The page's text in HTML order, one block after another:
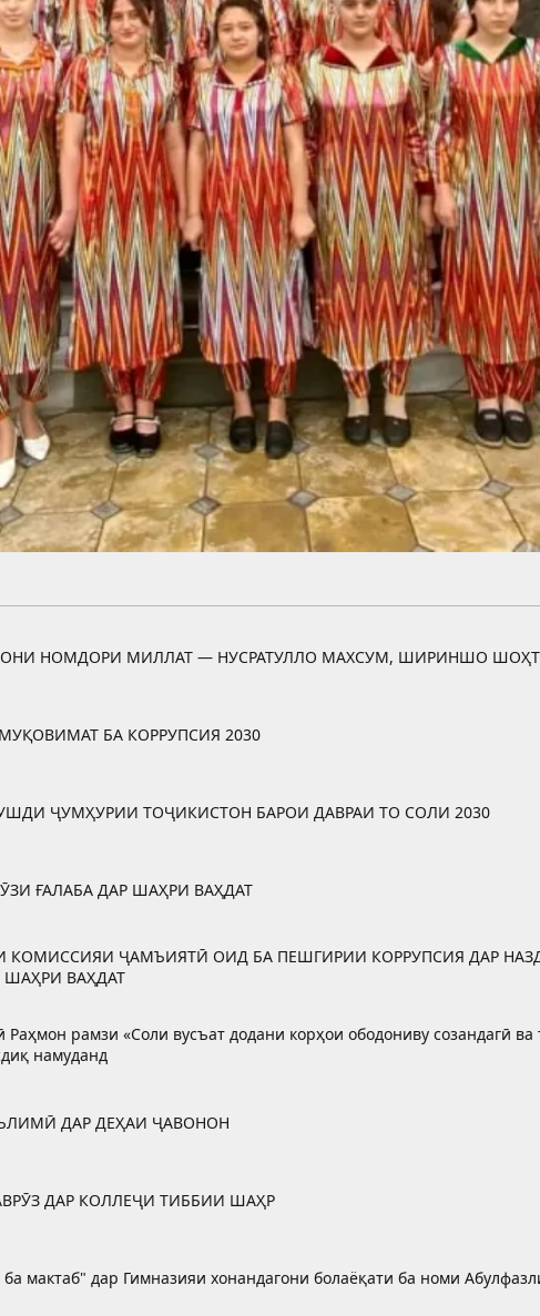
НОМДОРИ МИЛЛАТ — НУСРАТУЛЛО МАХСУМ, ШИРИНШО
БА КОРРУПСИЯ 2030
ҶУМҲУРИИ ТОҶИКИСТОН БАРОИ ДАВРАИ ТО СОЛИ 2030
ҒАЛАБА ДАР ШАҲРИ ВАҲДАТ
КОМИССИЯИ ҶАМЪИЯТӢ ОИД БА ПЕШГИРИИ КОРРУПСИЯ ДАР
ВАҲДАТ
рамзи «Соли вусъат додани корҳои ободониву созандагӣ
намуданд
ДАР ДЕҲАИ ҶАВОНОН
ДАР КОЛЛЕҶИ ТИББИИ ШАҲР
мактаб" дар Гимназияи хонандагони болаёқати ба номи